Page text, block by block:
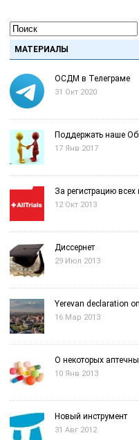
МАТЕРИАЛЫ
ОСДМ в Телеграме
31 Окт 2020
Поддержать наше
17 Янв 2017
За регистрацию
12 Окт 2013
Диссернет
29 Июл 2013
Yerevan declaration
16 Мар 2013
О некоторых
10 Янв 2013
Новый инструмент
31 Авг 2012